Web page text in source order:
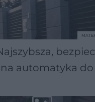
automatyka